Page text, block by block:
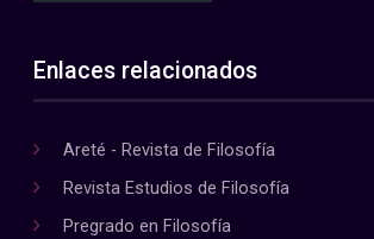
Enlaces relacionados
Areté - Revista de Filosofía
Revista Estudios de Filosofía
Pregrado en Filosofía